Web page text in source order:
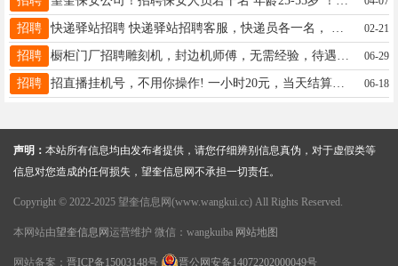
招聘 02-21
招聘 06-29
招聘 招直播挂机号，不用你操作! 一小时20元，当天结算，秒转不拖欠 全程挂机直播，随时随地都能做 可以多个账号同时开播，多份工资 宝妈，学生党，上班族，微16646402587 06-18
声明： 本站所有信息均由发布者提供，请您仔细辨别信息真伪，对于虚假类等
信息对您造成的任何损失，望奎信息网不承担一切责任。
Copyright © 2022-2025 望奎信息网(www.wangkui.cc) All Rights Reserved.
本网站由望奎信息网 运营维护 微信：wangkuiba 网站地图
网站备案： 晋ICP备15003148号 晋公网安备14072202000049号